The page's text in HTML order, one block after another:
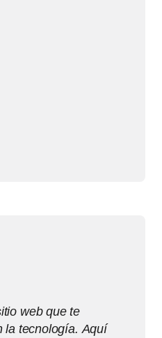
web que te
la tecnología. Aquí